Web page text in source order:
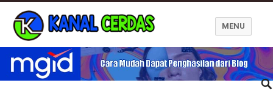
Kanal Cerdas
MENU